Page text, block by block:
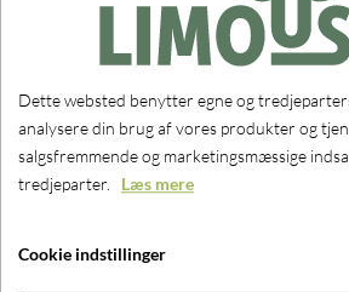
Dette websted benytter egne og
analysere din brug af vores produkter og
salgsfremmende og marketingsmæssige
tredjeparter. Læs mere
Cookie indstillinger